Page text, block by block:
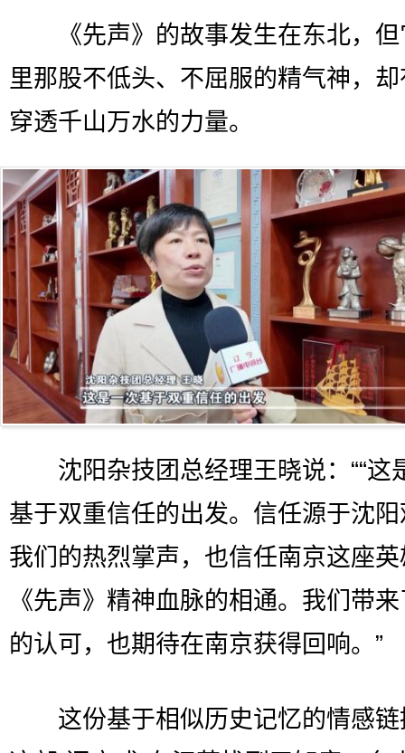
《先声》的故事发生在东北，但
里那股不低头、不屈服的精气神，
穿透千山万水的力量。
沈阳杂技团总经理王晓说：““这
基于双重信任的出发。信任源于沈
我们的热烈掌声，也信任南京这座
《先声》精神血脉的相通。我们带
的认可，也期待在南京获得回响。”
这份基于相似历史记忆的情感链